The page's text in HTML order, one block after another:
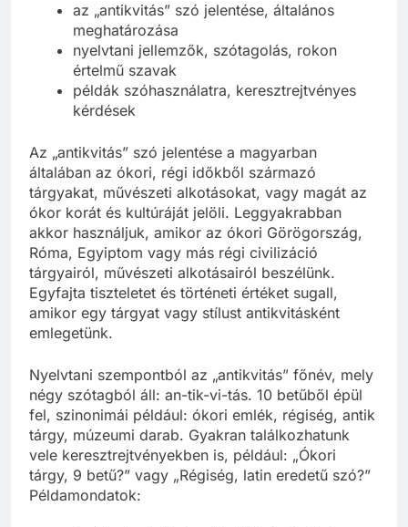
az „antikvitás” szó jelentése, általános
meghatározása
nyelvtani jellemzők, szótagolás, rokon
értelmű szavak
példák szóhasználatra, keresztrejtvényes
kérdések
Az „antikvitás” szó jelentése a magyarban
általában az ókori, régi időkből származó
tárgyakat, művészeti alkotásokat, vagy magát az
ókor korát és kultúráját jelöli. Leggyakrabban
akkor használjuk, amikor az ókori Görögország,
Róma, Egyiptom vagy más régi civilizáció
tárgyairól, művészeti alkotásairól beszélünk.
Egyfajta tiszteletet és történeti értéket sugall,
amikor egy tárgyat vagy stílust antikvitásként
emlegetünk.
Nyelvtani szempontból az „antikvitás” főnév, mely
négy szótagból áll: an-tik-vi-tás. 10 betűből épül
fel, szinonimái például: ókori emlék, régiség, antik
tárgy, múzeumi darab. Gyakran találkozhatunk
vele keresztrejtvényekben is, például: „Ókori
tárgy, 9 betű?” vagy „Régiség, latin eredetű szó?”
Példamondatok: